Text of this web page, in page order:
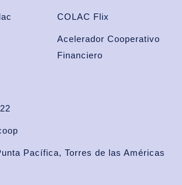
COLAC Flix
Acelerador Cooperativo
Financiero
Pacífica, Torres de las Américas